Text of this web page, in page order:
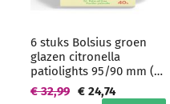
6 stuks Bolsius groen
glazen citronella
patiolights 95/90 mm (72
uur) - grootverpakking
€ 24,74
€ 32,99